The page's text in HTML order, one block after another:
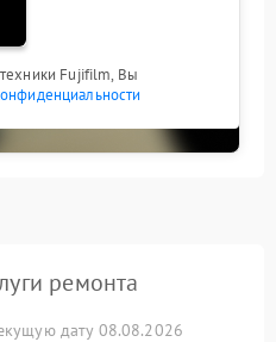
Fujifilm, Вы
ремонта
дату 08.08.2026